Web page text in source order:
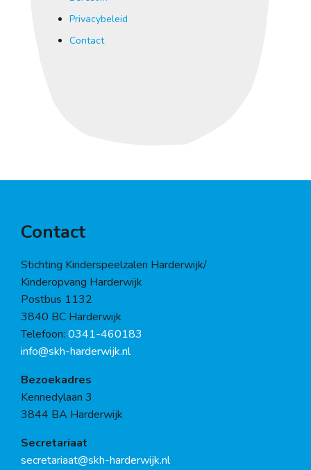
Privacybeleid
Contact
Contact
Stichting Kinderspeelzalen Harderwijk/
Kinderopvang Harderwijk
Postbus 1132
3840 BC Harderwijk
Telefoon: 0341-460183
info@skh-harderwijk.nl
Bezoekadres
Kennedylaan 3
3844 BA Harderwijk
Secretariaat
secretariaat@skh-harderwijk.nl